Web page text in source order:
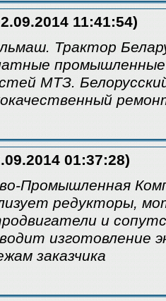
11:41:54)
Трактор
промышленные
МТЗ.
01:37:28)
Промышленная
редукторы,
и
изготовление
заказчика